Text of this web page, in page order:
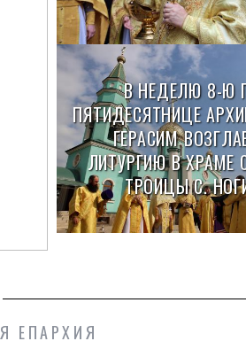
В НЕДЕЛЮ 8-Ю
ПЯТИДЕСЯТНИЦЕ
ГЕРАСИМ
ЛИТУРГИЮ В ХРАМЕ
ТРОИЦЫ С.
ЕПАРХИЯ